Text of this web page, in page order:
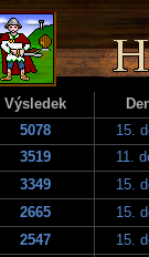
Výsledek
5078
15.
3519
11.
3349
15.
2665
15.
2547
15.